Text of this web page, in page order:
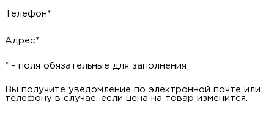
Телефон*
Адрес*
* - поля обязательные для заполнения
Вы получите уведомление по электронной почте или
телефону в случае, если цена на товар изменится.